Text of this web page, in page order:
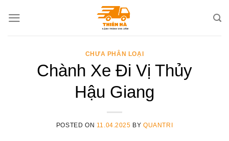
CHƯA PHÂN LOẠI
Chành Xe Đi Vị Thủy
Hậu Giang
POSTED ON 11.04.2025 BYQUANTRI